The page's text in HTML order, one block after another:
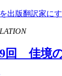
出版翻訳家に
回 佳境